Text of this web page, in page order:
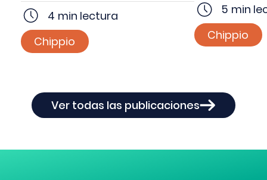
4 min lectura
Chippio
5 min
Chippio
Ver todas las publicaciones